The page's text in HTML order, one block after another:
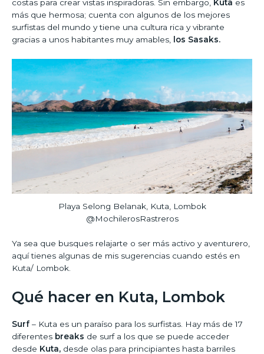
costas para crear vistas inspiradoras. Sin embargo, Kuta es
más que hermosa; cuenta con algunos de los mejores
surfistas del mundo y tiene una cultura rica y vibrante
gracias a unos habitantes muy amables, los Sasaks.
Playa Selong Belanak, Kuta, Lombok
@MochilerosRastreros
Ya sea que busques relajarte o ser más activo y aventurero,
aquí tienes algunas de mis sugerencias cuando estés en
Kuta/ Lombok.
Qué hacer en Kuta, Lombok
Surf – Kuta es un paraíso para los surfistas. Hay más de 17
diferentes breaks de surf a los que se puede acceder
desde Kuta, desde olas para principiantes hasta barriles